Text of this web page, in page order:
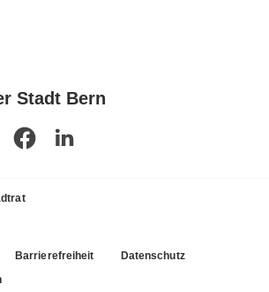
Stadt Bern
Barrierefreiheit
Datenschutz